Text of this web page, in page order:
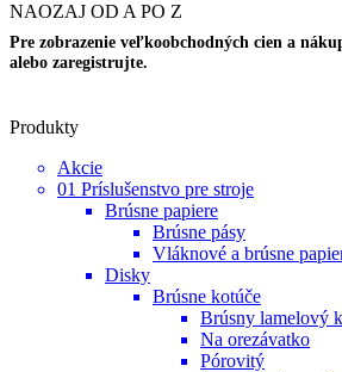
NAOZAJ OD A PO Z
Pre zobrazenie veľkoobchodných cien a
alebo zaregistrujte.
Produkty
Akcie
01 Príslušenstvo pre stroje
Brúsne papiere
Brúsne pásy
Vláknové a brúsne
Disky
Brúsne kotúče
Brúsny lamelový
Na orezávatko
Pórovitý